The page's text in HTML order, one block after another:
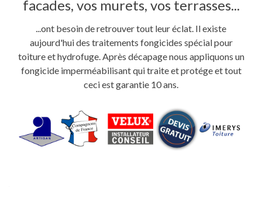
facades, vos murets, vos terrasses...
...ont besoin de retrouver tout leur éclat. Il existe
aujourd'hui des traitements fongicides spécial pour
toiture et hydrofuge. Après décapage nous appliquons un
fongicide imperméabilisant qui traite et protége et tout
ceci est garantie 10 ans.